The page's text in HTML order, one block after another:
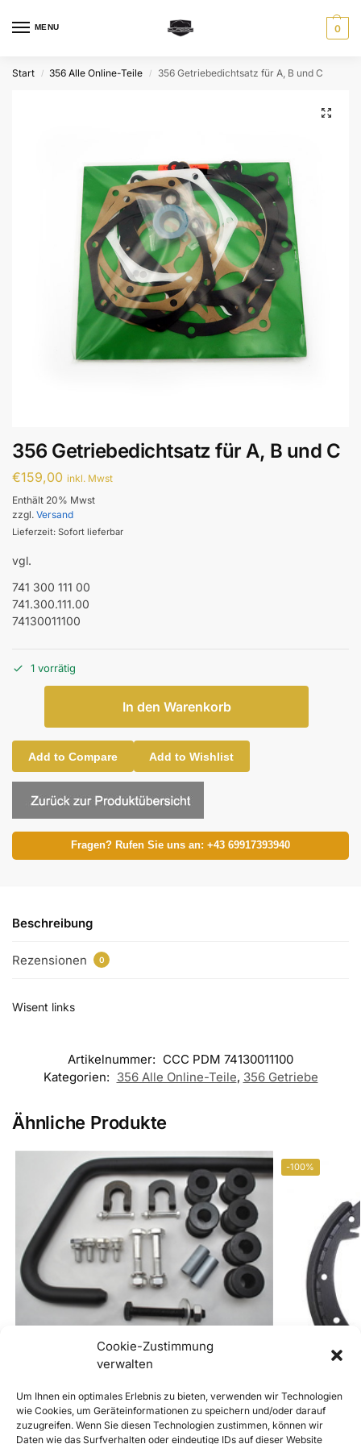
Cookie-Zustimmung
verwalten
Um Ihnen ein optimales Erlebnis zu bieten, verwenden wir Technologien
wie Cookies, um Geräteinformationen zu speichern und/oder darauf
zuzugreifen. Wenn Sie diesen Technologien zustimmen, können wir
Daten wie das Surfverhalten oder eindeutige IDs auf dieser Website
MENU 0
Start / 356 Alle Online-Teile / 356 Getriebedichtsatz für A, B und C
356 Getriebedichtsatz für A, B und C
€159,00 inkl. Mwst
Enthält 20% Mwst
zzgl. Versand
Lieferzeit: Sofort lieferbar
vgl.
741 300 111 00
741.300.111.00
74130011100
1 vorrätig
In den Warenkorb
Add to Compare Add to Wishlist
Fragen? Rufen Sie uns an: +43 69917393940
Beschreibung
Rezensionen 0
Wisent links
Artikelnummer: CCC PDM 74130011100
Kategorien: 356 Alle Online-Teile, 356 Getriebe
Ähnliche Produkte
356 Stabilisator 17,5 mm
inkl. Mwst
Enthält 20% Mwst
zzgl.Versand
Lieferzeit: ca. 14 Werktage
-100%
1 Satz